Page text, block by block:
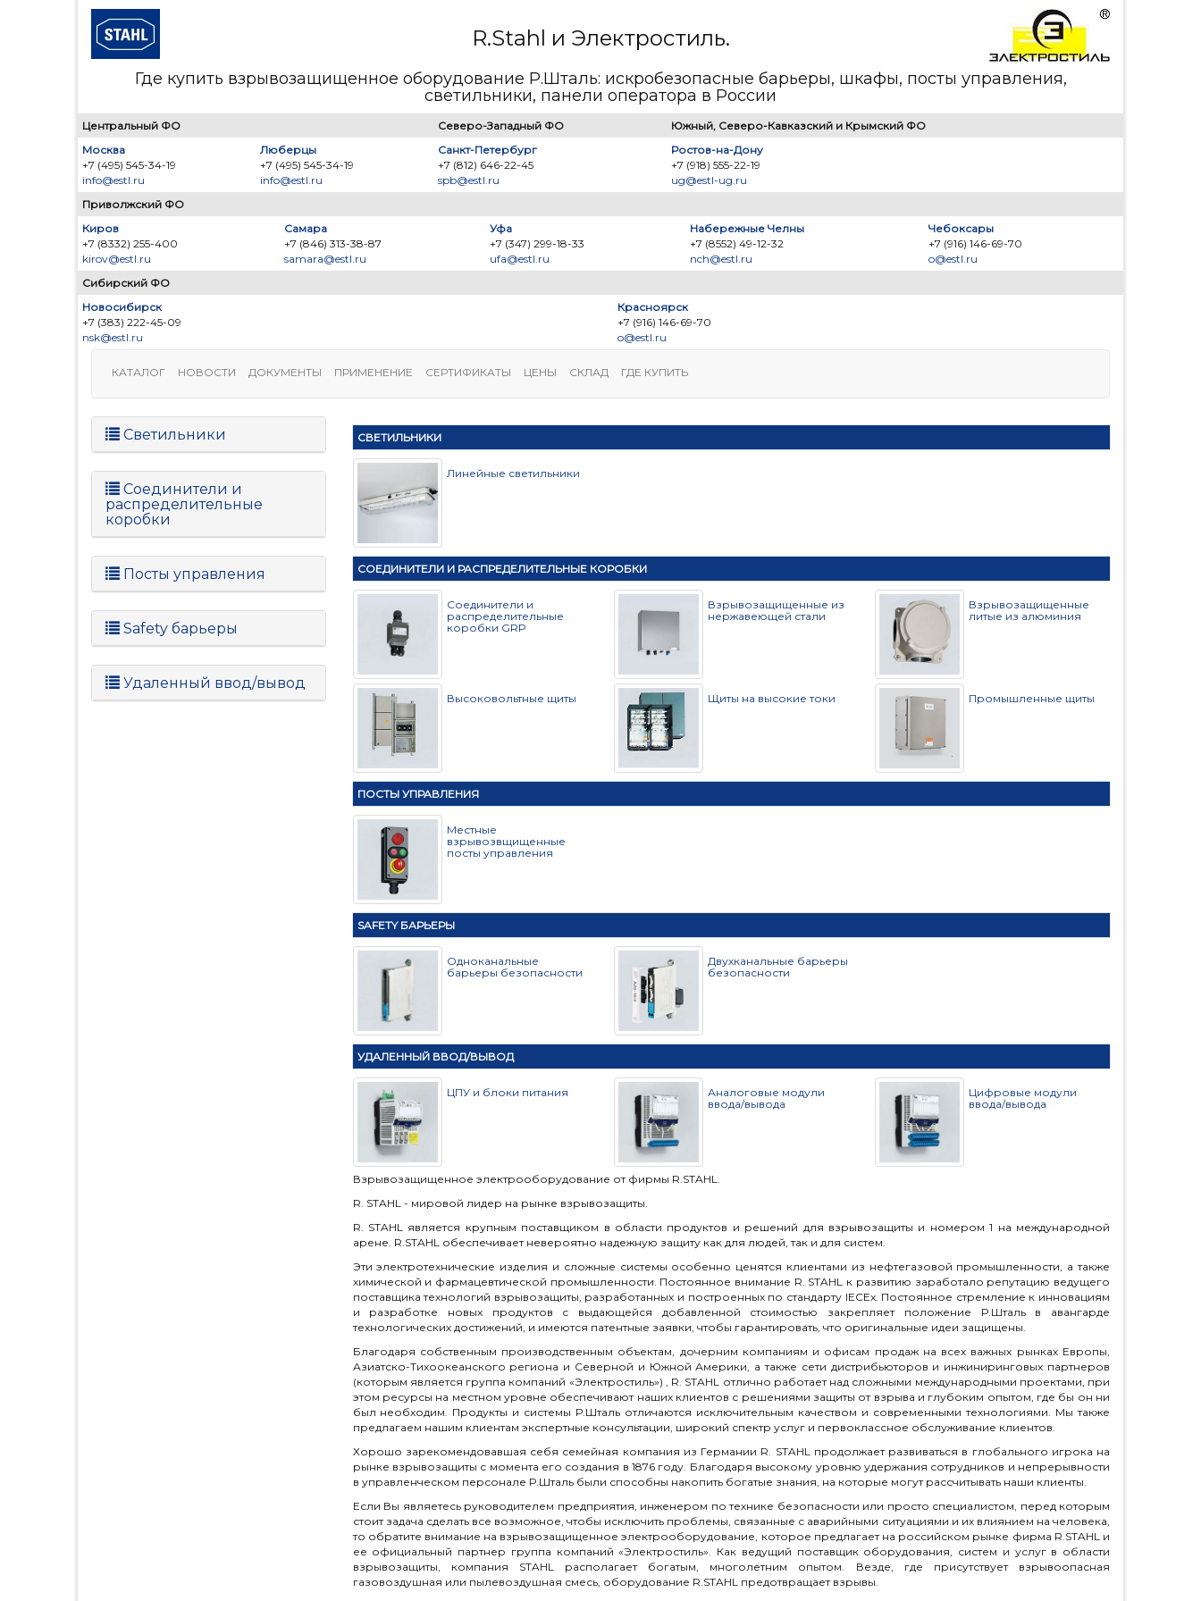
R.Stahl и Электростиль.
Где купить взрывозащищенное оборудование Р.Шталь: искробезопасные барьеры, шкафы, посты управления,
светильники, панели оператора в России
Центральный ФО Северо-Западный ФО
Южный, Северо-Кавказский и Крымский ФО
Москва
+7 (495) 545-34-19
info@estl.ru
Люберцы
+7 (495) 545-34-19
info@estl.ru
Санкт-Петербург
+7 (812) 646-22-45
spb@estl.ru
Ростов-на-Дону
+7 (918) 555-22-19
ug@estl-ug.ru
Приволжский ФО
Киров
+7 (8332) 255-400
kirov@estl.ru
Самара
+7 (846) 313-38-87
samara@estl.ru
Уфа
+7 (347) 299-18-33
ufa@estl.ru
Набережные Челны
+7 (8552) 49-12-32
nch@estl.ru
Чебоксары
+7 (916) 146-69-70
o@estl.ru
Сибирский ФО
Новосибирск
+7 (383) 222-45-09
nsk@estl.ru
Красноярск
+7 (916) 146-69-70
o@estl.ru
КАТАЛОГ НОВОСТИ ДОКУМЕНТЫ ПРИМЕНЕНИЕ СЕРТИФИКАТЫ ЦЕНЫ СКЛАД ГДЕ КУПИТЬ
Светильники
Соединители и
распределительные
коробки
Посты управления
Safety барьеры
Удаленный ввод/вывод
СВЕТИЛЬНИКИ
Линейные светильники
СОЕДИНИТЕЛИ И РАСПРЕДЕЛИТЕЛЬНЫЕ КОРОБКИ
Cоединители и
распределительные
коробки GRP
Взрывозащищенные из
нержавеющей стали
Взрывозащищенные
литые из алюминия
Высоковольтные щиты Щиты на высокие токи Промышленные щиты
ПОСТЫ УПРАВЛЕНИЯ
Местные
взрывозвщищенные
посты управления
SAFETY БАРЬЕРЫ
Одноканальные
барьеры безопасности
Двухканальные барьеры
безопасности
УДАЛЕННЫЙ ВВОД/ВЫВОД
ЦПУ и блоки питания
Аналоговые модули
ввода/вывода
Цифровые модули
ввода/вывода
Взрывозащищенное электрооборудование от фирмы R.STAHL.
R. STAHL - мировой лидер на рынке взрывозащиты.
R. STAHL является крупным поставщиком в области продуктов и решений для взрывозащиты и номером 1 на международной
арене. R.STAHL обеспечивает невероятно надежную защиту как для людей, так и для систем.
Эти электротехнические изделия и сложные системы особенно ценятся клиентами из нефтегазовой промышленности, а также
химической и фармацевтической промышленности. Постоянное внимание R. STAHL к развитию заработало репутацию ведущего
поставщика технологий взрывозащиты, разработанных и построенных по стандарту IECEx. Постоянное стремление к инновациям
и разработке новых продуктов с выдающейся добавленной стоимостью закрепляет положение Р.Шталь в авангарде
технологических достижений, и имеются патентные заявки, чтобы гарантировать, что оригинальные идеи защищены.
Благодаря собственным производственным объектам, дочерним компаниям и офисам продаж на всех важных рынках Европы,
Азиатско-Тихоокеанского региона и Северной и Южной Америки, а также сети дистрибьюторов и инжиниринговых партнеров
(которым является группа компаний «Электростиль») , R. STAHL отлично работает над сложными международными проектами, при
этом ресурсы на местном уровне обеспечивают наших клиентов с решениями защиты от взрыва и глубоким опытом, где бы он ни
был необходим. Продукты и системы Р.Шталь отличаются исключительным качеством и современными технологиями. Мы также
предлагаем нашим клиентам экспертные консультации, широкий спектр услуг и первоклассное обслуживание клиентов.
Хорошо зарекомендовавшая себя семейная компания из Германии R. STAHL продолжает развиваться в глобального игрока на
рынке взрывозащиты с момента его создания в 1876 году. Благодаря высокому уровню удержания сотрудников и непрерывности
в управленческом персонале Р.Шталь были способны накопить богатые знания, на которые могут рассчитывать наши клиенты.
Если Вы являетесь руководителем предприятия, инженером по технике безопасности или просто специалистом, перед которым
стоит задача сделать все возможное, чтобы исключить проблемы, связанные с аварийными ситуациями и их влиянием на человека,
то обратите внимание на взрывозащищенное электрооборудование, которое предлагает на российском рынке фирма R.STAHL и
ее официальный партнер группа компаний «Электростиль». Как ведущий поставщик оборудования, систем и услуг в области
взрывозащиты, компания STAHL располагает богатым, многолетним опытом. Везде, где присутствует взрывоопасная
газовоздушная или пылевоздушная смесь, оборудование R.STAHL предотвращает взрывы.